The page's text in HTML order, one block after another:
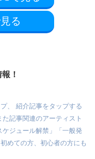
る
！
、 紹介記事をタップする
記事関連のアーティスト
ジュール解禁」「一般発
めての方、初心者の方にも